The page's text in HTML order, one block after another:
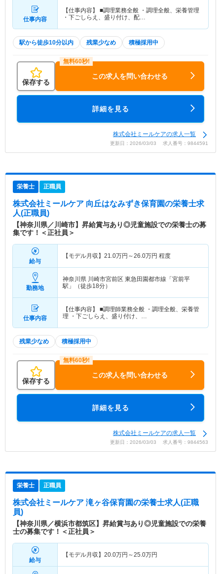
仕事内容
【仕事内容】 ■調理業務全般 ・調理全般、栄養管理
・下ごしらえ、盛り付け、配…
駅から徒歩10分以内 残業少なめ 積極採用中
保存する
この求人を問い合わせる
詳細を見る
株式会社ミールケアの求人一覧
更新日：2026/03/03 求人番号：9844591
栄養士 正職員
株式会社ミールケア 向丘はなみずき保育園の栄養士求
人(正職員)
【神奈川県／川崎市】昇給賞与あり◎児童施設での栄養士の募
集です！＜正社員＞
給与
【モデル月収】 21.0万円～26.0万円 程度
勤務地
神奈川県 川崎市宮前区 東急田園都市線「宮前平
駅」（徒歩18分）
仕事内容
【仕事内容】 ■調理師業務全般 ・調理全般、栄養管
理 ・下ごしらえ、盛り付け、…
残業少なめ 積極採用中
保存する
この求人を問い合わせる
詳細を見る
株式会社ミールケアの求人一覧
更新日：2026/03/03 求人番号：9844563
栄養士 正職員
株式会社ミールケア 滝ヶ谷保育園の栄養士求人(正職
員)
【神奈川県／横浜市都筑区】昇給賞与あり◎児童施設での栄養
士の募集です！＜正社員＞
給与
【モデル月収】 20.0万円～25.0万円